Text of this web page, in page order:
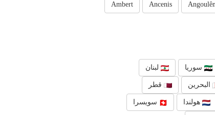
Ancenis
Ambert
سوريا لبنان
البحرين قطر
هولندا سويسرا